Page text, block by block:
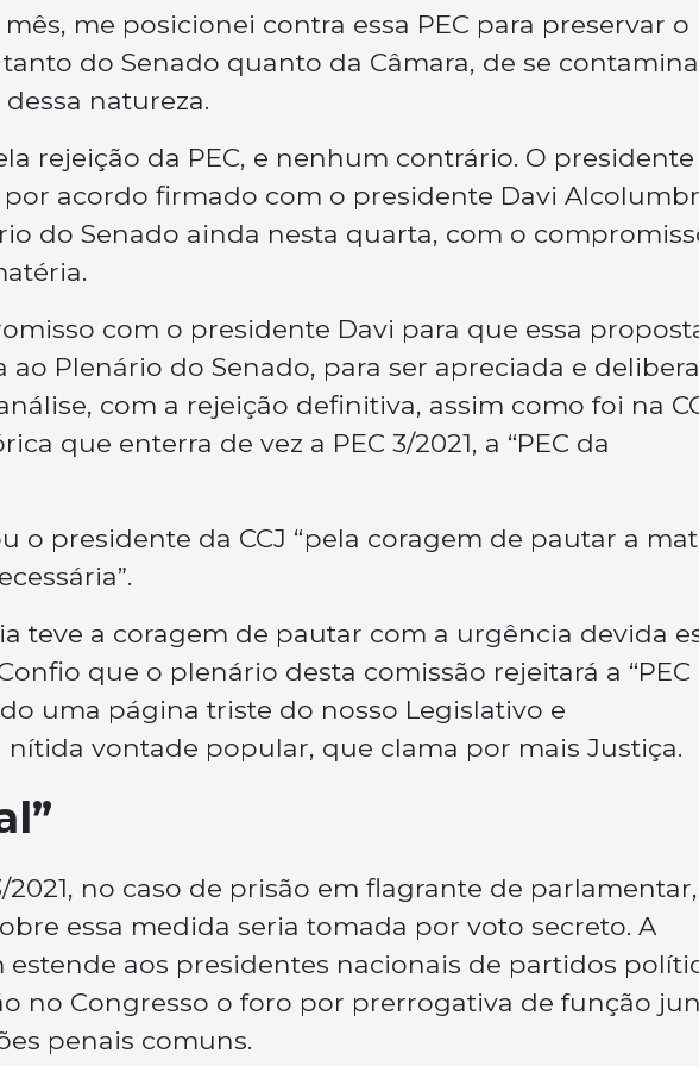
me posicionei contra essa PEC para preservar o
tanto do Senado quanto da Câmara, de se
natureza.
rejeição da PEC, e nenhum contrário. O presidente
por acordo firmado com o presidente Davi
do Senado ainda nesta quarta, com o
com o presidente Davi para que essa
ao Plenário do Senado, para ser apreciada e
com a rejeição definitiva, assim como foi na
que enterra de vez a PEC 3/2021, a “PEC da
o presidente da CCJ “pela coragem de pautar a
teve a coragem de pautar com a urgência devida
que o plenário desta comissão rejeitará a “PEC
uma página triste do nosso Legislativo e
vontade popular, que clama por mais Justiça.
2021, no caso de prisão em flagrante de
essa medida seria tomada por voto secreto. A
aos presidentes nacionais de partidos
no Congresso o foro por prerrogativa de função
penais comuns.